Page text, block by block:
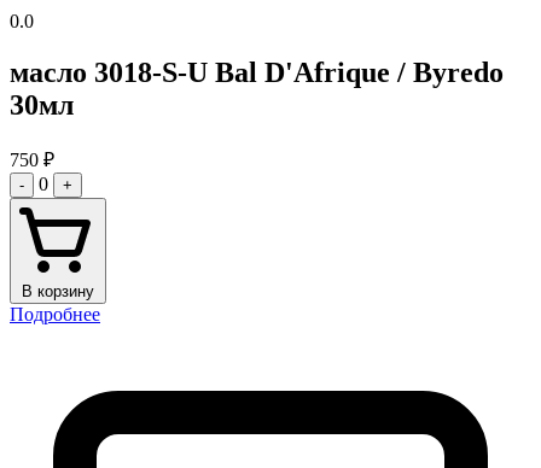
0.0
масло 3018-S-U Bal D'Afrique / Byredo
30мл
750 ₽
- 0 +
В корзину
Подробнее